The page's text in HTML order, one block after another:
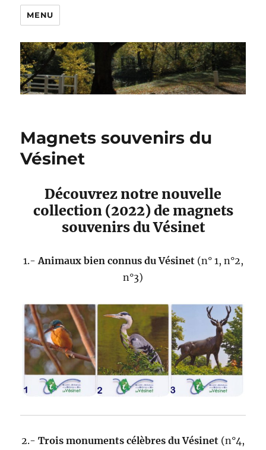
MENU
Magnets souvenirs du
Vésinet
Découvrez notre nouvelle
collection (2022) de magnets
souvenirs du Vésinet
1.-Animaux bien connus du Vésinet(n° 1, n°2,
n°3)
2.- Trois monuments célèbres du Vésinet (n°4,